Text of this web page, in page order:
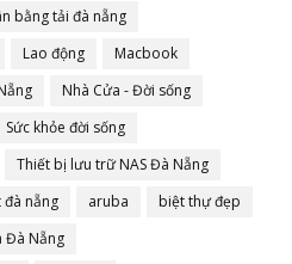
bằng tải đà nẵng
Lao động
Macbook
Nhà Cửa - Đời sống
Sức khỏe đời sống
Thiết bị lưu trữ NAS Đà Nẵng
đà nẵng aruba
biệt thự đẹp
Đà Nẵng